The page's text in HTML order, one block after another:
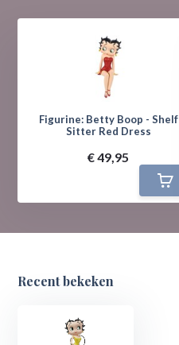
Figurine: Betty Boop - Shelf
Sitter Red Dress
€ 49,95
Recent bekeken